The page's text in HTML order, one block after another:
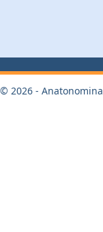
© 2026 - Anatonomina